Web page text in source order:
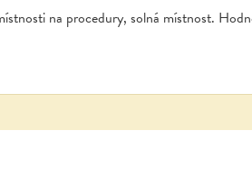
na procedury, solná místnost.